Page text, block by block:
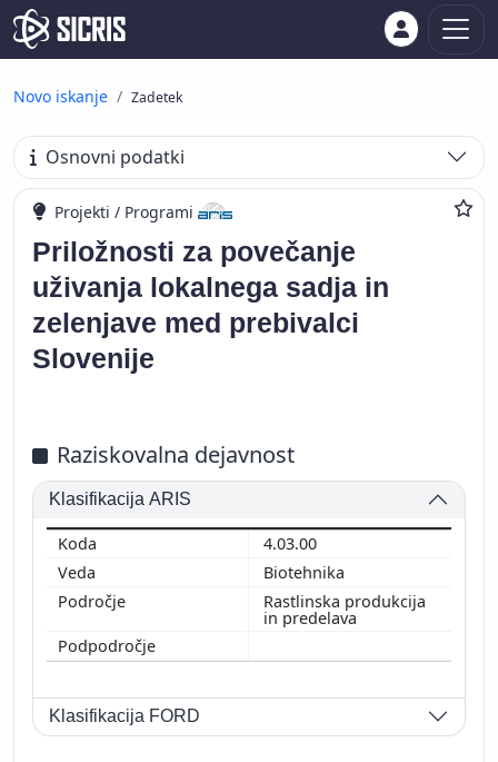
Novo iskanje Zadetek
Osnovni podatki
Projekti / Programi
Priložnosti za povečanje
uživanja lokalnega sadja in
zelenjave med prebivalci
Slovenije
Raziskovalna dejavnost
Klasifikacija ARIS
4.03.00
Biotehnika
Rastlinska produkcija
in predelava
Klasifikacija FORD